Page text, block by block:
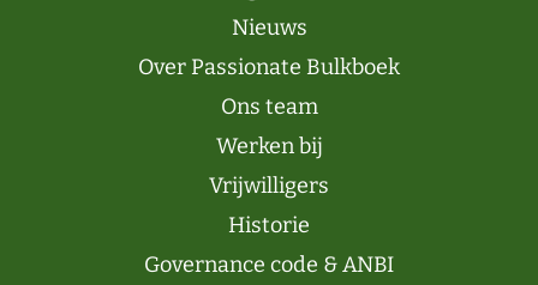
Nieuws
Over Passionate Bulkboek
Ons team
Werken bij
Vrijwilligers
Historie
Governance code & ANBI